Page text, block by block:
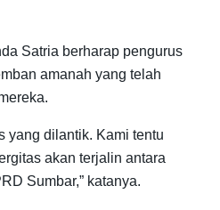
Satria berharap pengurus
amanah yang telah
yang dilantik. Kami tentu
akan terjalin antara
Sumbar,” katanya.